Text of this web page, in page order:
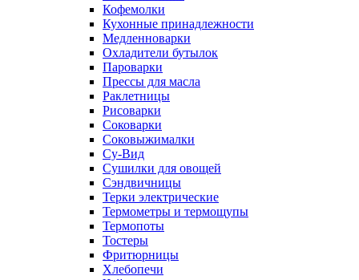
Кофемолки
Кухонные принадлежности
Медленноварки
Охладители бутылок
Пароварки
Прессы для масла
Раклетницы
Рисоварки
Соковарки
Соковыжималки
Су-Вид
Сушилки для овощей
Сэндвичницы
Терки электрические
Термометры и термощупы
Термопоты
Тостеры
Фритюрницы
Хлебопечи